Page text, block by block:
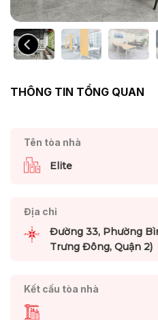
THÔNG TIN TỔNG QUAN
Tên tòa nhà
Elite
Địa chỉ
Đường 33, Phường
Trưng Đông, Quận 2)
Kết cấu tòa nhà